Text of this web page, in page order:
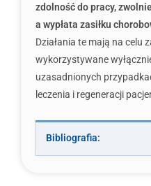
zdolność do pracy,
a wypłata zasiłku
Działania te mają na celu
wykorzystywane
uzasadnionych
leczenia i regeneracji
Bibliografia: